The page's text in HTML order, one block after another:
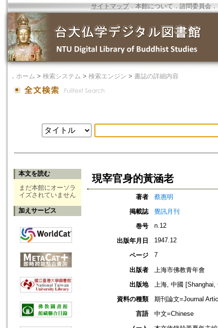
サイトマップ．本館について ． 諮問委員会 ．
． ホーム > 検索システム > 検索エンジン > 書誌の詳細内容
本文を読む
まだ本館にオーソラ
イズされていません
加えサービス
現宰官身的黃涵老
著者
蔡惠明
掲載誌
覺訊月刊
巻号
n.12
出版年月日 1947.12
ページ 7
出版者
上海市佛教青年會
出版地
上海, 中國 [Shanghai,
資料の種類
期刊論文=Journal
言語
中文=Chinese